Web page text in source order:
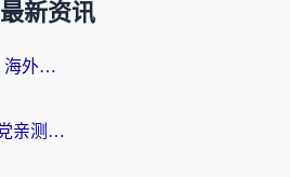
最新资讯
雷神手游和sixfast哪个好？海外党亲测3款回国加速器，教你选对不踩坑
穿梭和快喵好用吗？海外党亲测：小众加速器对比+番茄加速器深度体验